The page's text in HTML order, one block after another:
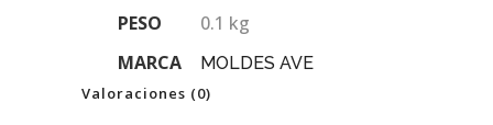
PESO
0.1 kg
MARCA
MOLDES AVE
Valoraciones (0)